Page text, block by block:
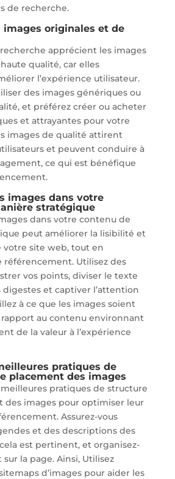
de recherche.
images originales et de
apprécient les images
qualité, car elles
l’expérience utilisateur.
des images génériques ou
et préférez créer ou acheter
et attrayantes pour votre
images de qualité attirent
et peuvent conduire à
ce qui est bénéfique
images dans votre
stratégique
dans votre contenu de
peut améliorer la lisibilité et
votre site web, tout en
référencement. Utilisez des
vos points, diviser le texte
digestes et captiver l’attention
à ce que les images soient
au contenu environnant
de la valeur à l’expérience
pratiques de
placement des images
meilleures pratiques de structure
des images pour optimiser leur
Assurez-vous
et des descriptions des
est pertinent, et organisez-
la page. Ainsi, Utilisez
d’images pour aider les